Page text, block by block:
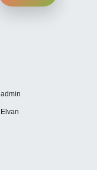
admin
Elvan